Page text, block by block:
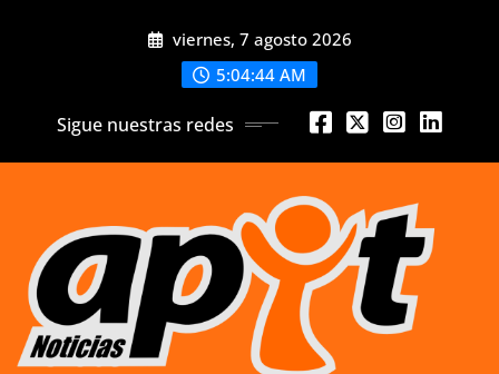
viernes, 7 agosto 2026
5:04:45 AM
Sigue nuestras redes